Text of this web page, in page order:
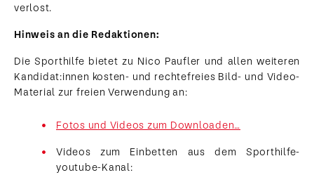
verlost.
Hinweis an die Redaktionen:
Die Sporthilfe bietet zu Nico Paufler und allen weiteren
Kandidat:innen kosten- und rechtefreies Bild- und Video-
Material zur freien Verwendung an:
Fotos und Videos zum Downloaden…
Videos zum Einbetten aus dem Sporthilfe-
youtube-Kanal: